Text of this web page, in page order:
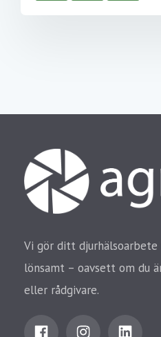
Vi gör ditt
lönsamt – oavsett om du
eller rådgivare.